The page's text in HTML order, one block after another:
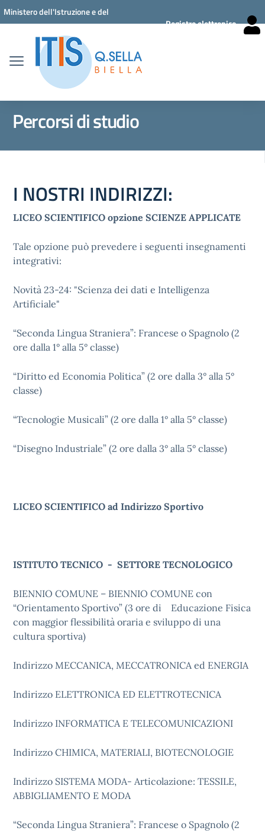
Vai ai contenuti
Vai al menu di navigazione
Vai al footer
Ministero dell'Istruzione e del
Registro elettronico
Percorsi di studio
I NOSTRI INDIRIZZI:
LICEO SCIENTIFICO opzione SCIENZE APPLICATE
Tale opzione può prevedere i seguenti insegnamenti
integrativi:
Novità 23-24: "Scienza dei dati e Intelligenza
Artificiale"
“Seconda Lingua Straniera”: Francese o Spagnolo (2
ore dalla 1° alla 5° classe)
“Diritto ed Economia Politica” (2 ore dalla 3° alla 5°
classe)
“Tecnologie Musicali” (2 ore dalla 1° alla 5° classe)
“Disegno Industriale” (2 ore dalla 3° alla 5° classe)
LICEO SCIENTIFICO ad Indirizzo Sportivo
ISTITUTO TECNICO - SETTORE TECNOLOGICO
BIENNIO COMUNE – BIENNIO COMUNE con
“Orientamento Sportivo” (3 ore di Educazione Fisica
con maggior flessibilità oraria e sviluppo di una
cultura sportiva)
Indirizzo MECCANICA, MECCATRONICA ed ENERGIA
Indirizzo ELETTRONICA ED ELETTROTECNICA
Indirizzo INFORMATICA E TELECOMUNICAZIONI
Indirizzo CHIMICA, MATERIALI, BIOTECNOLOGIE
Indirizzo SISTEMA MODA- Articolazione: TESSILE,
ABBIGLIAMENTO E MODA
“Seconda Lingua Straniera”: Francese o Spagnolo (2